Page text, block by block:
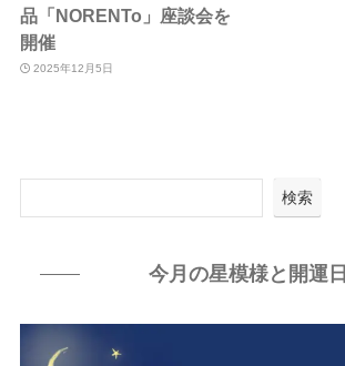
品「NORENTo」座談会を
開催
2025年12月5日
検索
今月の星模様と開運日